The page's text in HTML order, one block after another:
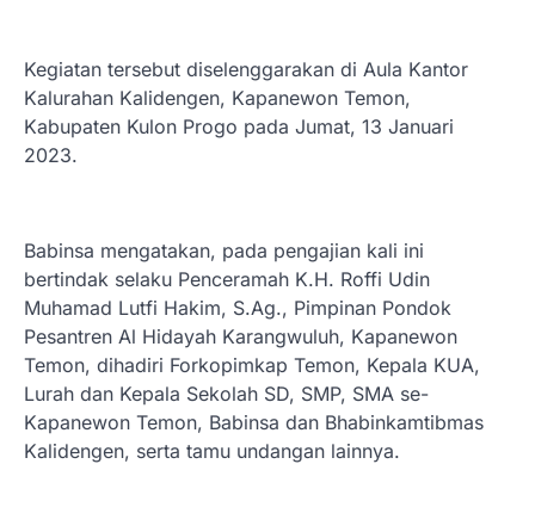
Kegiatan tersebut diselenggarakan di Aula Kantor
Kalurahan Kalidengen, Kapanewon Temon,
Kabupaten Kulon Progo pada Jumat, 13 Januari
2023.
Babinsa mengatakan, pada pengajian kali ini
bertindak selaku Penceramah K.H. Roffi Udin
Muhamad Lutfi Hakim, S.Ag., Pimpinan Pondok
Pesantren Al Hidayah Karangwuluh, Kapanewon
Temon, dihadiri Forkopimkap Temon, Kepala KUA,
Lurah dan Kepala Sekolah SD, SMP, SMA se-
Kapanewon Temon, Babinsa dan Bhabinkamtibmas
Kalidengen, serta tamu undangan lainnya.